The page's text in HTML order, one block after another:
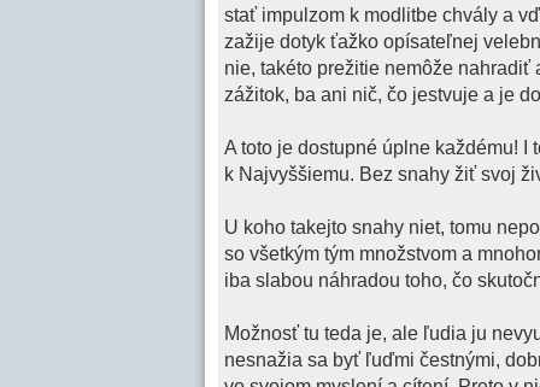
stať impulzom k modlitbe chvály a
zažije dotyk ťažko opísateľnej
nie, takéto prežitie nemôže
zážitok, ba ani nič, čo jestvuje a je
A toto je dostupné úplne každému! I
k Najvyššiemu. Bez snahy žiť svoj
U koho takejto snahy niet, tomu
so všetkým tým množstvom a
iba slabou náhradou toho, čo
Možnosť tu teda je, ale ľudia ju
nesnažia sa byť ľuďmi čestnými,